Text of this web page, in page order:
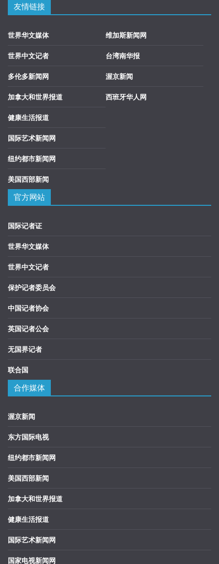
友情链接
世界华文媒体
世界中文记者
多伦多新闻网
加拿大和世界报道
健康生活报道
国际艺术新闻网
纽约都市新闻网
美国西部新闻
维加斯新闻网
台湾南华报
渥京新闻
西班牙华人网
官方网站
国际记者证
世界华文媒体
世界中文记者
保护记者委员会
中国记者协会
英国记者公会
无国界记者
联合国
合作媒体
渥京新闻
东方国际电视
纽约都市新闻网
美国西部新闻
加拿大和世界报道
健康生活报道
国际艺术新闻网
国家电视新闻网